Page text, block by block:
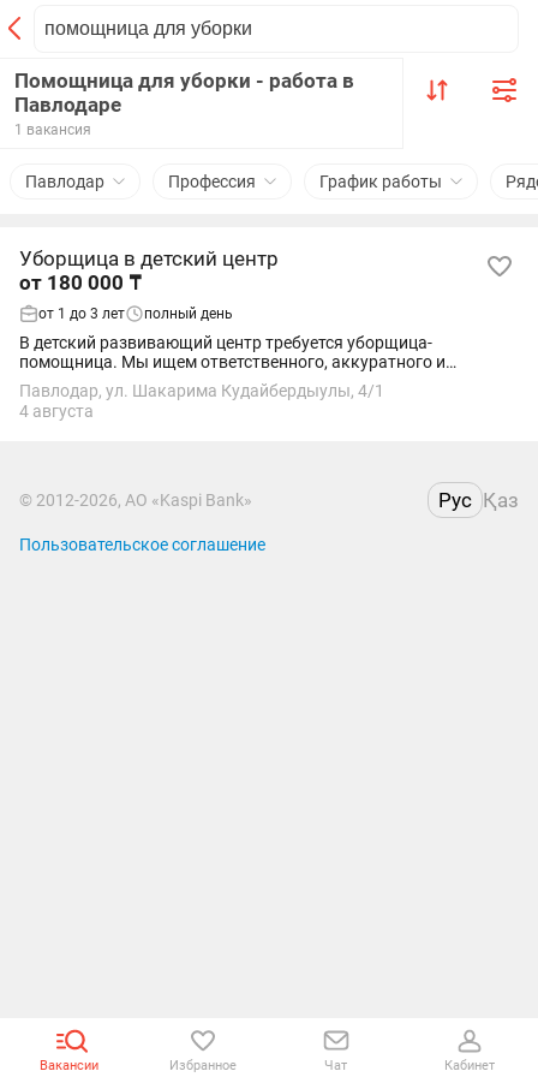
Помощница для уборки - работа в
Павлодаре
1 вакансия
Павлодар Профессия График работы
Уборщица в детский центр
от 180 000 ₸
от 1 до 3 лет полный день
В детский развивающий центр требуется уборщица-
помощница. Мы ищем ответственного, аккуратного и
доброжелательного человека, который любит чистоту и
порядок. Обязанности: - ежедневная влажная...
Павлодар, ул. Шакарима Кудайбердыулы, 4/1
4 августа
© 2012-2026, АО «Kaspi Bank» Рус Қаз
Пользовательское соглашение
Вакансии Избранное Чат Кабинет